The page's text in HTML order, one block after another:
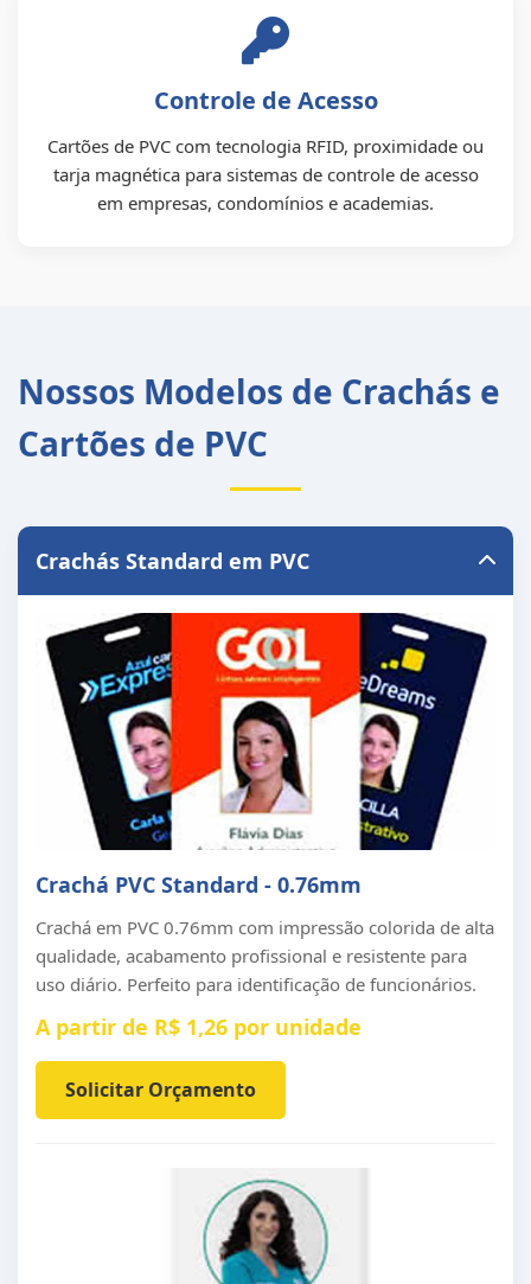
Controle de Acesso
Cartões de PVC com tecnologia RFID, proximidade ou
tarja magnética para sistemas de controle de acesso
em empresas, condomínios e academias.
Nossos Modelos de Crachás e
Cartões de PVC
Crachás Standard em PVC
Crachá PVC Standard - 0.76mm
Crachá em PVC 0.76mm com impressão colorida de alta
qualidade, acabamento profissional e resistente para
uso diário. Perfeito para identificação de funcionários.
A partir de R$ 1,26 por unidade
Solicitar Orçamento